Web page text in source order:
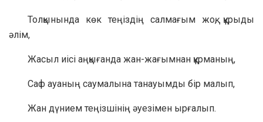
Толқынында көк теңіздің салмағым жоқ, құрыды
әлім,
Жасыл иісі аңқығанда жан-жағымнан құрманың,
Саф ауаның саумалына танауымды бір малып,
Жан дүнием теңізшінің әуезімен ырғалып.